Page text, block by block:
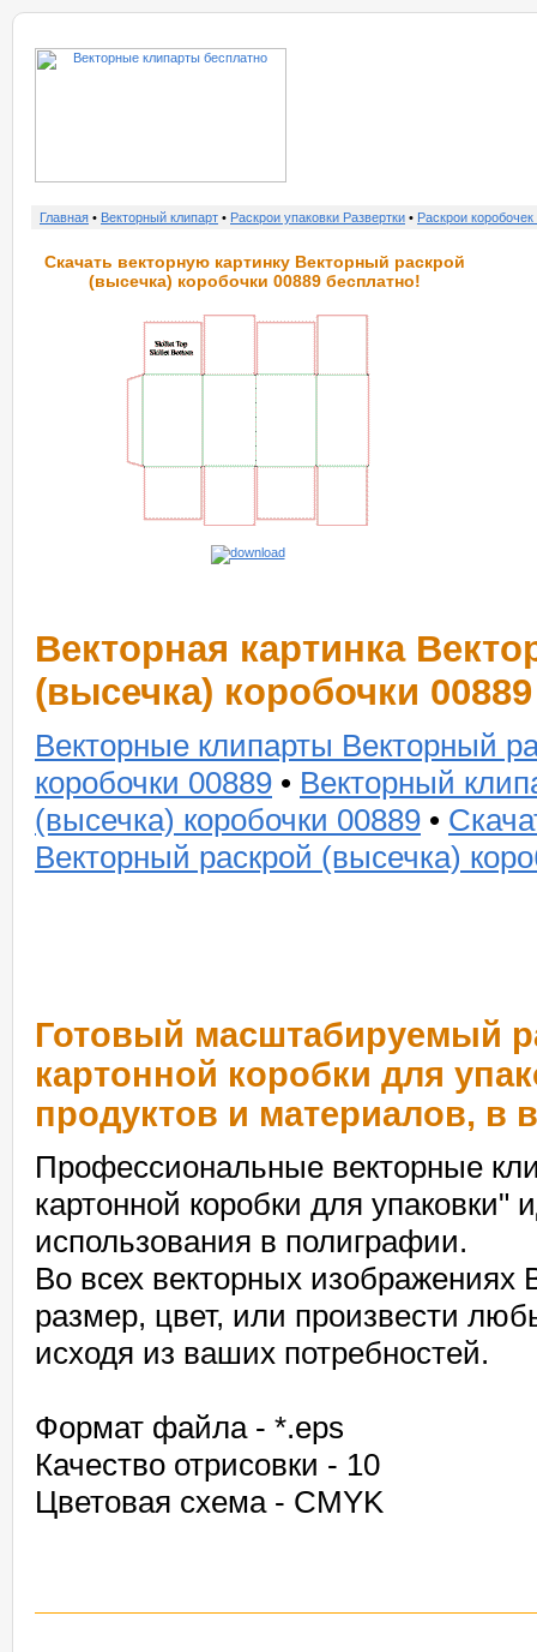
Главная • Векторный клипарт • Раскрои упаковки Развертки • Раскрои коробочек
Скачать векторную картинку Векторный раскрой
(высечка) коробочки 00889 бесплатно!
Векторная картинка
(высечка) коробочки 00889
Векторные клипарты Векторный
коробочки 00889 • Векторный
(высечка) коробочки 00889 •
Векторный раскрой (высечка)
Готовый масштабируемый
картонной коробки для
продуктов и материалов, в
Профессиональные векторные
картонной коробки для упаковки"
использования в полиграфии.
Во всех векторных изображениях
размер, цвет, или произвести
исходя из ваших потребностей.
Формат файла - *.eps
Качество отрисовки - 10
Цветовая схема - CMYK